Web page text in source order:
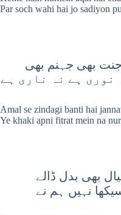
Par soch wahi hai jo sadiyon
بھی جہنم بھی
نوری ہے نہ ناری ہے
Amal se zindagi banti hai
Ye khaki apni fitrat mein na
بھی بدل ڈالے
نہیں ہم نے